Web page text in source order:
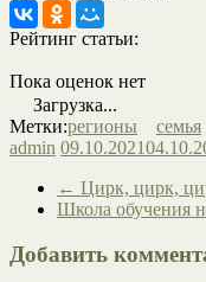
Рейтинг статьи:
Пока оценок нет
Загрузка...
Метки:регионы
семья
admin 09.10.2021
← Цирк, цирк,
Школа обучения
Добавить